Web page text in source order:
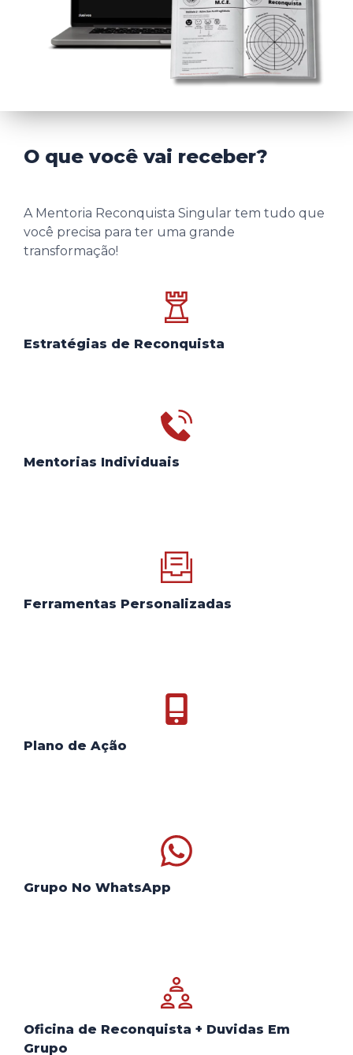
O que você vai receber?
A Mentoria Reconquista Singular tem tudo que
você precisa para ter uma grande
transformação!
Estratégias de Reconquista
Mentorias Individuais
Ferramentas Personalizadas
Plano de Ação
Grupo No WhatsApp
Oficina de Reconquista + Duvidas Em
Grupo